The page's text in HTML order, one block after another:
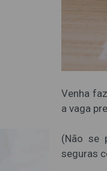
Venha
a vaga
(Não se
seguras